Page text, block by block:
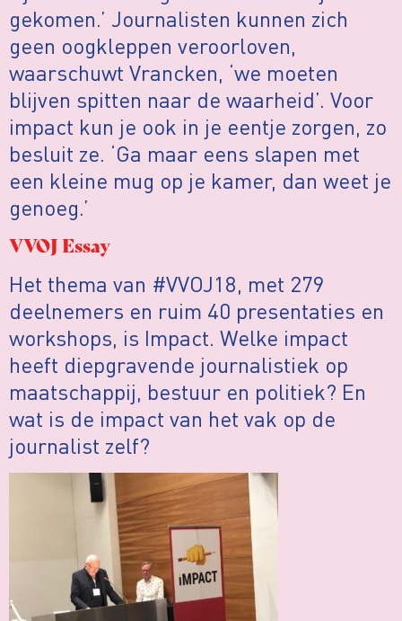
gekomen.’ Journalisten kunnen zich
geen oogkleppen veroorloven,
waarschuwt Vrancken, ‘we moeten
blijven spitten naar de waarheid’. Voor
impact kun je ook in je eentje zorgen, zo
besluit ze. ‘Ga maar eens slapen met
een kleine mug op je kamer, dan weet je
genoeg.’
VVOJ Essay
Het thema van #VVOJ18, met 279
deelnemers en ruim 40 presentaties en
workshops, is Impact. Welke impact
heeft diepgravende journalistiek op
maatschappij, bestuur en politiek? En
wat is de impact van het vak op de
journalist zelf?